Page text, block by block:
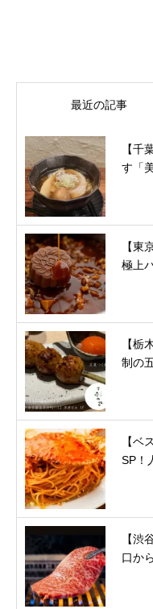
最近の記事
【千
す「
【東
極上
【栃
制の
【ベ
SP！
【渋
口か